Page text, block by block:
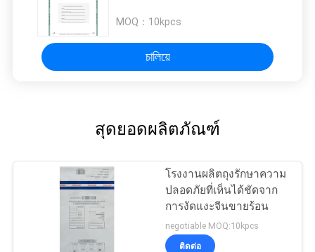
กระเป๋าเงินฝาก
MOQ： 10kpcs
চালিয়ে
สุดยอดผลิตภัณฑ์
โรงงานผลิตถุงรักษาความ
ปลอดภัยที่เห็นได้ชัดจาก
การงัดแงะจีนขายร้อน
negotiable MOQ:10kpcs
ติดต่อ